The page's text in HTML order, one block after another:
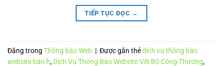
TIẾP TỤC ĐỌC →
Đăng trong Thông báo Web | Được gắn thẻdịch vụ thông báo
website bán h, Dịch Vụ Thông Báo Website Với Bộ Công Thương,